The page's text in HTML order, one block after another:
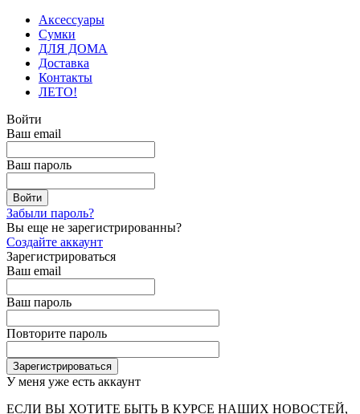
Аксессуары
Сумки
ДЛЯ ДОМА
Доставка
Контакты
ЛЕТО!
Войти
Ваш email
Ваш пароль
Забыли пароль?
Вы еще не зарегистрированны?
Создайте аккаунт
Зарегистрироваться
Ваш email
Ваш пароль
Повторите пароль
У меня уже есть аккаунт
ЕСЛИ ВЫ ХОТИТЕ БЫТЬ В КУРСЕ НАШИХ НОВОСТЕЙ,